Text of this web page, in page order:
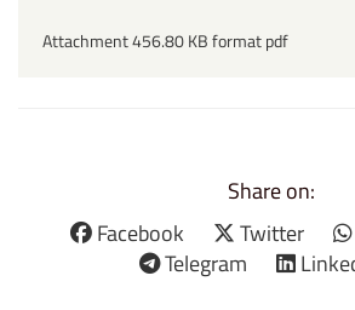
Attachment 456.80 KB format pdf
Share on:
Facebook
Twitter
Telegram